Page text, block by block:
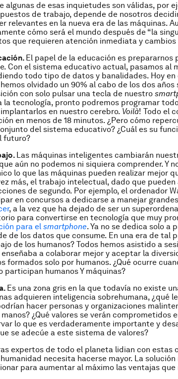
algunas de esas inquietudes son válidas, por
de trabajo, depende de nosotros
relevantes en la nueva era de las máquinas.
cómo será el mundo después de “la
que requieren atención inmediata y
El papel de la educación es prepararnos
Con el sistema educativo actual, pasamos al
todo tipo de datos y banalidades. Hoy
olvidado un 90% al cabo de los dos
con solo pulsar una tecla de nuestro
la tecnología, pronto podremos programar
en nuestro cerebro. Voilà! Todo el
en menos de 18 minutos. ¿Pero cómo
del sistema educativo? ¿Cuál es su
futuro?
Las máquinas inteligentes cambiarán
aún no podemos ni siquiera comprender. Y
lo que las máquinas pueden realizar mejor
más, el trabajo intelectual, dado que
de segundo. Por ejemplo, el ordenador
en concursos a dedicarse a manejar
, a la vez que ha dejado de ser un
para convertirse en tecnología que muy
para el smartphone. Ya no se dedica solo a
de los datos que consume. En una era de tal
de los humanos? Todos hemos asistido a
enseñaba a colaborar mejor y aceptar la
formados solo por humanos. ¿Qué ocurre
participan humanos Y máquinas?
Es una zona gris en la que todavía no existe
adquieren inteligencia sobrehumana, ¿qué
hacer personas y organizaciones
manos? ¿Qué valores se verán comprometidos
lo que es verdaderamente importante y
se adecúe a este sistema de valores?
expertos de todo el planeta lidian con estas
necesita hacerse mayor. La
para aumentar al máximo las ventajas que